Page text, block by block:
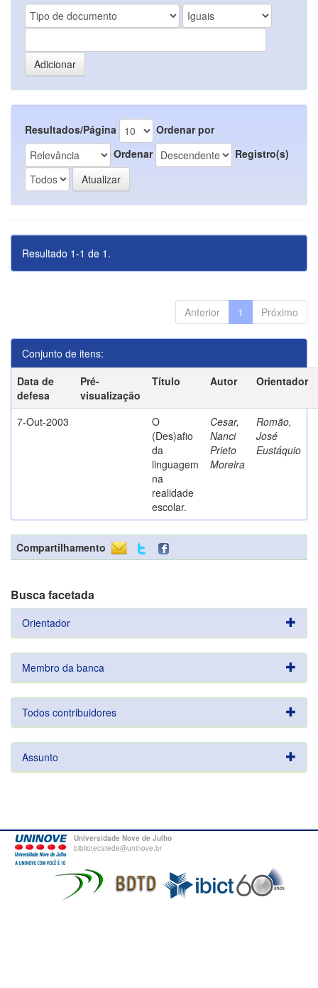
Resultados/Página
Ordenar por
Ordenar
Registro(s)
Resultado 1-1 de 1.
Anterior 1 Próximo
Conjunto de itens:
Data de
defesa
Pré-
visualização
Título Autor Orientador
7-Out-2003
O
(Des)afio
da
linguagem
na
realidade
escolar.
Cesar,
Nanci
Prieto
Moreira
Romão,
José
Eustáquio
Compartilhamento
Busca facetada
Orientador
Membro da banca
Todos contribuidores
Assunto
Universidade Nove de Julho
bibliotecatede@uninove.br